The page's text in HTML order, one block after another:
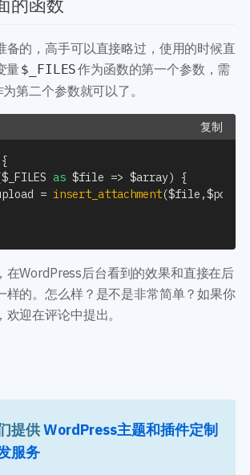
的函数
备的，高手可以直接略过，使用的时候直
量$_FILES作为函数的第一个参数，需
第二个参数就可以了。
复制
{
$_FILES as $file => $array)
{
= insert_attachment($file ,
在WordPress后台看到的效果和直接在后
样的。怎么样？是不是非常简单？如果你
迎在评论中提出。
提供WordPress主题和插件定制
服务